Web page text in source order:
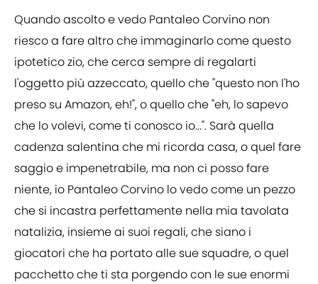
Quando ascolto e vedo Pantaleo Corvino non
riesco a fare altro che immaginarlo come questo
ipotetico zio, che cerca sempre di regalarti
l'oggetto più azzeccato, quello che "questo non l'ho
preso su Amazon, eh!", o quello che "eh, lo sapevo
che lo volevi, come ti conosco io...". Sarà quella
cadenza salentina che mi ricorda casa, o quel fare
saggio e impenetrabile, ma non ci posso fare
niente, io Pantaleo Corvino lo vedo come un pezzo
che si incastra perfettamente nella mia tavolata
natalizia, insieme ai suoi regali, che siano i
giocatori che ha portato alle sue squadre, o quel
pacchetto che ti sta porgendo con le sue enormi